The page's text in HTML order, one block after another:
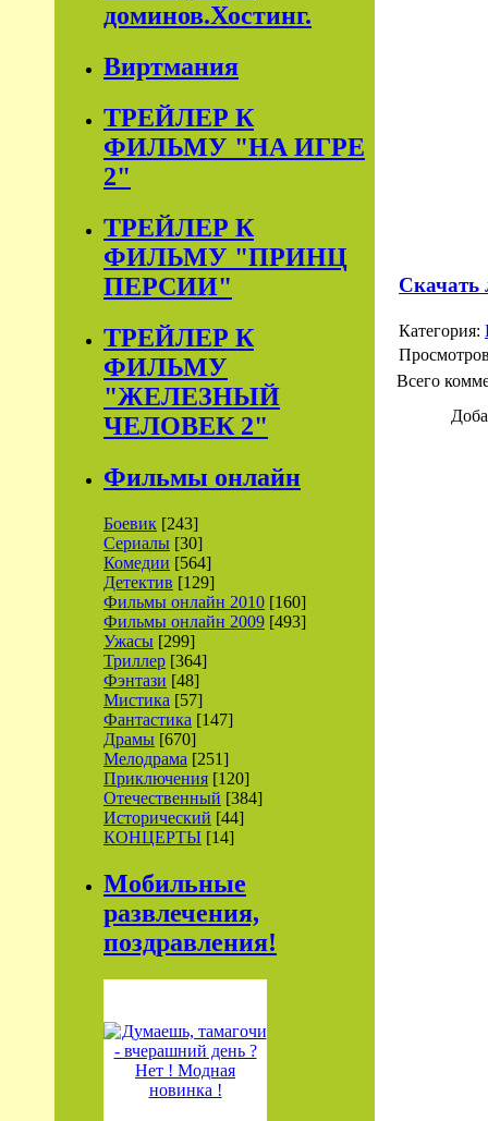
доминов.Хостинг.
Виртмания
ТРЕЙЛЕР К
ФИЛЬМУ "НА ИГРЕ
2"
ТРЕЙЛЕР К
ФИЛЬМУ "ПРИНЦ
ПЕРСИИ"
ТРЕЙЛЕР К
ФИЛЬМУ
"ЖЕЛЕЗНЫЙ
ЧЕЛОВЕК 2"
Фильмы онлайн
Боевик [243]
Сериалы [30]
Комедии [564]
Детектив [129]
Фильмы онлайн 2010 [160]
Фильмы онлайн 2009 [493]
Ужасы [299]
Триллер [364]
Фэнтази [48]
Мистика [57]
Фантастика [147]
Драмы [670]
Мелодрама [251]
Приключения [120]
Отечественный [384]
Исторический [44]
КОНЦЕРТЫ [14]
Мобильные
развлечения,
поздравления!
Скачать
Категория:
Всего